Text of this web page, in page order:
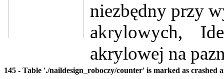
niezbędny przy
akrylowych,
akrylowej na
145 - Table './naildesign_roboczy/counter' is marked as crashed